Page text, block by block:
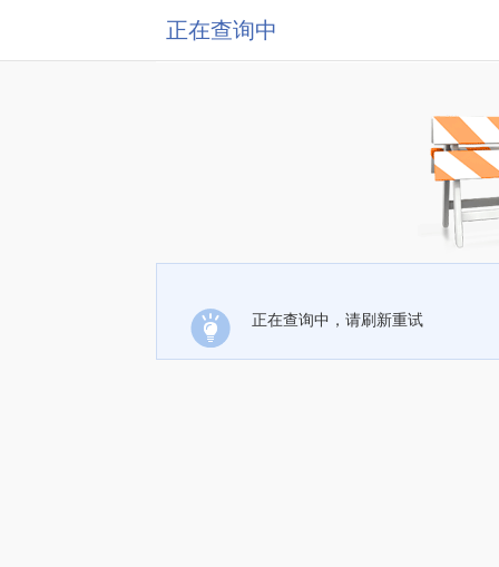
正在查询中
正在查询中，请刷新重试